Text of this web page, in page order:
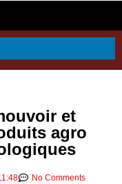
et
agro
No Comments